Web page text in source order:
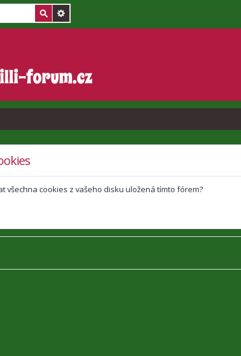
všechna cookies z vašeho disku uložená tímto fórem?